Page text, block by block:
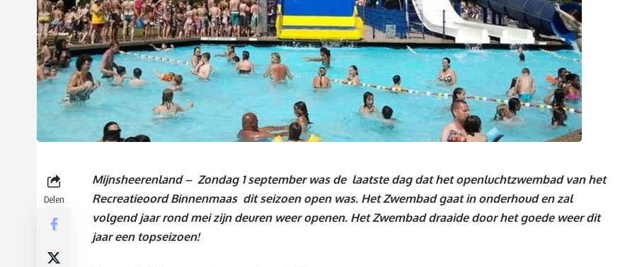
Delen
Mijnsheerenland – Zondag 1 september was de laatste dag dat het openluchtzwembad van het
Recreatieoord Binnenmaas dit seizoen open was. Het Zwembad gaat in onderhoud en zal
volgend jaar rond mei zijn deuren weer openen. Het Zwembad draaide door het goede weer dit
jaar een topseizoen!